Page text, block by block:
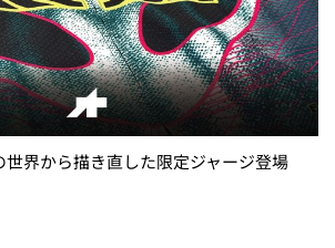
世界から描き直した限定ジャージ登場